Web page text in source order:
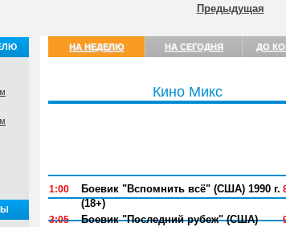
Предыдущая
НА НЕДЕЛЮ НА СЕГОДНЯ ДО
Кино Микс
1:00
Боевик "Вспомнить всё" (США) 1990 г.
(18+)
3:05
Боевик "Последний рубеж" (США)